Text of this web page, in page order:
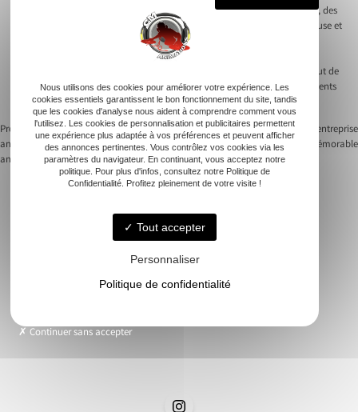
Les jeux de lumière accentuent l’ambiance de la soirée. Un stroboscope, des
Leds et une machine à fumée participent à rendre l’atmosphère lumineuse et
dynamique. L’animateur peut aussi s’équiper de projecteurs et
vidéoprojecteurs pour des effets visuels captivants. Ces équipements
enrichissent l’expérience de vos convives, et les font danser jusqu’au bout de
la nuit. Pensez également à un photobooth pour immortaliser ces moments
joyeux.
Navigation
Previous:Comment organiser une
animation musicale inoubliable pour un
anniversaire
Next:Organiser une soirée entreprise
mémorable
Accueil
Nos soirées
Contact
Nous utilisons des cookies pour améliorer votre expérience. Les
cookies essentiels garantissent le bon fonctionnement du site, tandis
que les cookies d'analyse nous aident à comprendre comment vous
l'utilisez. Les cookies de personnalisation et publicitaires permettent
une expérience plus adaptée à vos préférences et peuvent afficher
des annonces pertinentes. Vous contrôlez vos cookies via les
paramètres du navigateur. En continuant, vous acceptez notre
politique. Pour plus d'infos, consultez notre Politique de
Confidentialité. Profitez pleinement de votre visite !
Tout accepter
Personnaliser
Politique de confidentialité
Continuer sans accepter